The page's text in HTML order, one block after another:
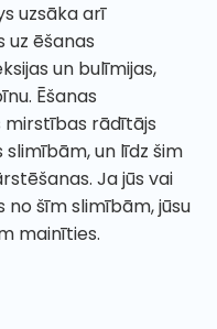
uzsāka arī
ēšanas
un bulīmijas,
Ēšanas
mirstības rādītājs
un līdz šim
Ja jūs vai
no šīm slimībām, jūsu
mainīties.